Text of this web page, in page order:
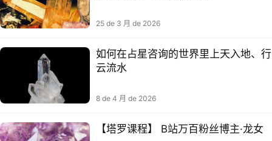
25 de 3 月 de 2026
如何在占星咨询的世界里上天入地、行
云流水
8 de 4 月 de 2026
【塔罗课程】 B站万百‬粉丝博主·龙女